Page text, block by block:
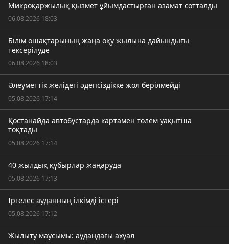
Микроқаржылық қызмет ұйымдастырған азамат сотталды
06.08.2026 18:03
Білім ошақтарының жаңа оқу жылына дайындығы
тексерілуде
06.08.2026 18:03
Әлеуметтік желідегі әдепсіздікке жол берілмейді
05.08.2026 17:14
Қостанайда автобустарда картамен төлем уақытша
тоқтады
05.08.2026 17:14
40 жылдық құбырлар жаңаруда
05.08.2026 17:13
Іргелес ауданның ілкімді істері
05.08.2026 17:12
Жылыту маусымы: аудандағы ахуал